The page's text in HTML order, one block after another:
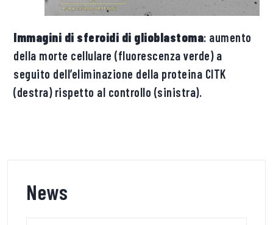
Immagini di sferoidi di glioblastoma: aumento
della morte cellulare (fluorescenza verde) a
seguito dell’eliminazione della proteina CITK
(destra) rispetto al controllo (sinistra).
News